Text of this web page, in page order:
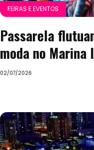
FEIRAS E EVENTOS
Passarela
moda no
02/07/2026